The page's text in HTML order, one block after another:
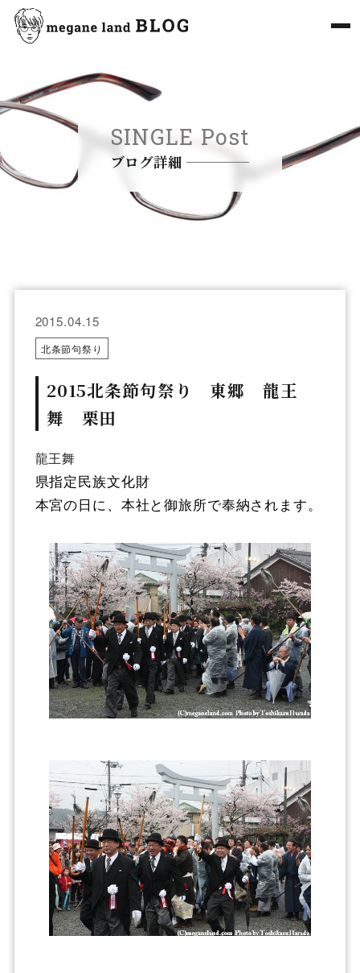
SINGLE Post
ブログ詳細
2015.04.15
北条節句祭り
2015北条節句祭り 東郷 龍王
舞 栗田
龍王舞
県指定民族文化財
本宮の日に、本社と御旅所で奉納されます。